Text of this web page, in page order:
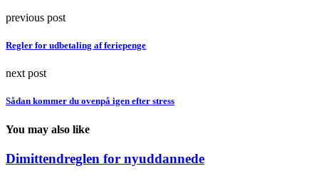
previous post
Regler for udbetaling af feriepenge
next post
Sådan kommer du ovenpå igen efter stress
You may also like
Dimittendreglen for nyuddannede